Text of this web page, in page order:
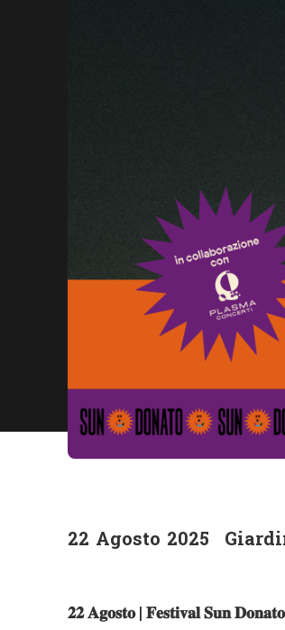
22 Agosto 2025
𝟐𝟐 𝐀𝐠𝐨𝐬𝐭𝐨 | 𝐅𝐞𝐬𝐭𝐢𝐯𝐚𝐥 𝐒𝐮𝐧 𝐃𝐨𝐧𝐚𝐭𝐨